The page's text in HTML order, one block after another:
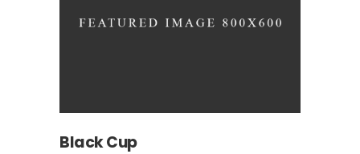
Black Cup